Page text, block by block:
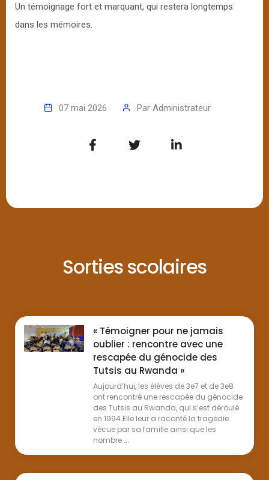
Un témoignage fort et marquant, qui restera longtemps
dans les mémoires.
07 mai 2026 Par Administrateur
Sorties scolaires
« Témoigner pour ne jamais
oublier : rencontre avec une
rescapée du génocide des
Tutsis au Rwanda »
Aujourd’hui, les élèves de 3e7 et de 3e8
ont rencontré une rescapée du génocide
des Tutsis au Rwanda, qui s’est déroulé
en 1994.Elle leur a raconté la tragédie
vécue par sa famille ainsi que les
nombre ...